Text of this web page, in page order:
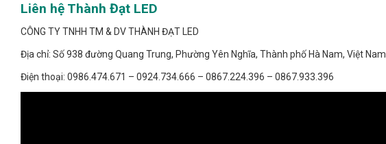
Liên hệ Thành Đạt LED
CÔNG TY TNHH TM & DV THÀNH ĐẠT LED
Địa chỉ: Số 938 đường Quang Trung, Phường Yên Nghĩa, Thành phố Hà Nam, Việt Nam.
Điện thoại: 0986.474.671 – 0924.734.666 – 0867.224.396 – 0867.933.396